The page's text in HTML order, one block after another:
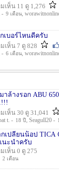
เห็น 11 ดู 1,276
- 9 เดือน,
กเบอร์ไหนดีครับ
เห็น 7 ดู 828
- 6 เดือน,
าล้างรอก ABU 6500C
เห็น 30 ดู 31,041
t. - 18 ปี , Seagull20 -
กเปลี่ยนน็อป TICA
นะนำครับ
เห็น 0 ดู 275
2 เดือน